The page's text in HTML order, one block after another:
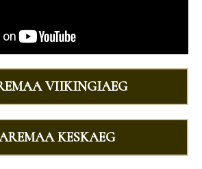
VIIKINGIAEG
KESKAEG